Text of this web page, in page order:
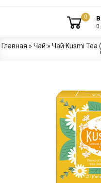
0
0
Главная » Чай » Чай Kusmi Tea